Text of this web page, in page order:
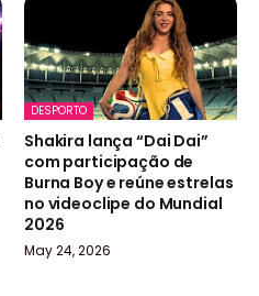
DESPORTO
Shakira lança “Dai Dai”
com participação de
Burna Boy e reúne estrelas
no videoclipe do Mundial
2026
May 24, 2026